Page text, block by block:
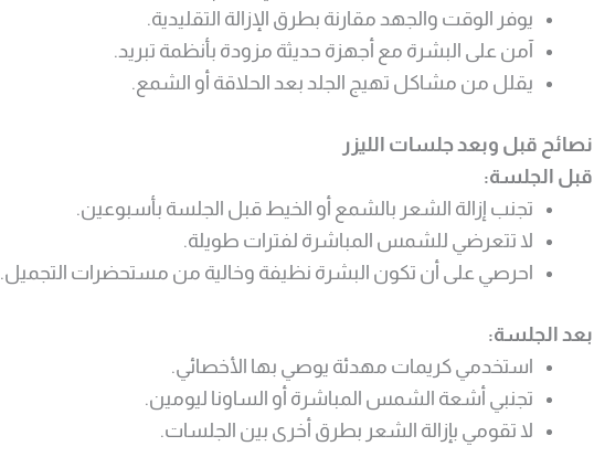
يوفر الوقت والجهد مقارنة بطرق الإزالة التقليدية.
آمن على البشرة مع أجهزة حديثة مزودة بأنظمة تبريد.
يقلل من مشاكل تهيج الجلد بعد الحلاقة أو الشمع.
نصائح قبل وبعد جلسات الليزر
قبل الجلسة:
تجنب إزالة الشعر بالشمع أو الخيط قبل الجلسة بأسبوعين.
لا تتعرضي للشمس المباشرة لفترات طويلة.
احرصي على أن تكون البشرة نظيفة وخالية من مستحضرات التجميل.
بعد الجلسة:
استخدمي كريمات مهدئة يوصي بها الأخصائي.
تجنبي أشعة الشمس المباشرة أو الساونا ليومين.
لا تقومي بإزالة الشعر بطرق أخرى بين الجلسات.